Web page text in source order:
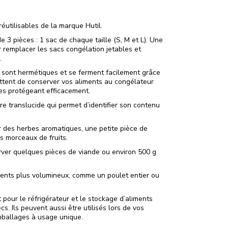
de la marque Hutil.
3 pièces : 1 sac de chaque taille (S, M et L). Une
les sacs congélation jetables et
hermétiques et se ferment facilement grâce
de conserver vos aliments au congélateur
protégeant efficacement.
translucide qui permet d’identifier son contenu
herbes aromatiques, une petite pièce de
morceaux de fruits.
quelques pièces de viande ou environ 500 g
plus volumineux, comme un poulet entier ou
le réfrigérateur et le stockage d’aliments
Ils peuvent aussi être utilisés lors de vos
à usage unique.